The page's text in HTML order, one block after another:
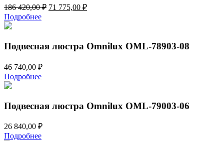
186 420,00₽ Первоначальная
420,00 ₽.
71 775,00 ₽Текущая
Подробнее
Подвесная люстра Omnilux OML-78903-08
46 740,00 ₽
Подробнее
Подвесная люстра Omnilux OML-79003-06
26 840,00 ₽
Подробнее